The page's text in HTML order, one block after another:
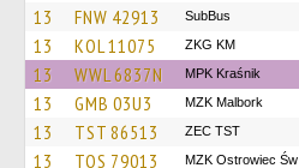
13 FNW 42913 SubBus
13 KOL 11075 ZKG KM
13 WWL 6837N MPK Kraśnik
13 GMB 03U3 MZK Malbork
13 TST 86513 ZEC TST
13 TOS 79013 MZK Ostrowiec Św